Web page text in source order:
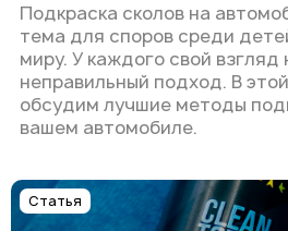
Подкраска сколов на
тема для споров среди
миру. У каждого свой взгляд
неправильный подход. В
обсудим лучшие методы
вашем автомобиле.
Статья